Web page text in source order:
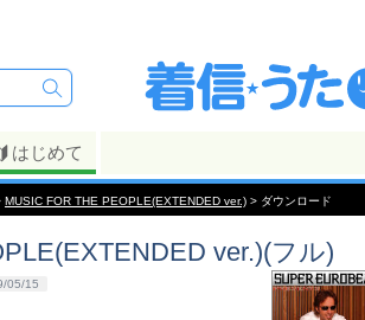
はじめて
MUSIC FOR THE PEOPLE(EXTENDED ver.) > ダウンロード
ver.)(フル)
05/15